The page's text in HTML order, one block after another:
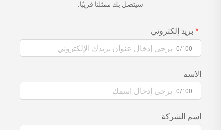
سيتصل بك ممثلنا قريبًا.
بريد إلكتروني
0/100
الاسم
0/100
اسم الشركة